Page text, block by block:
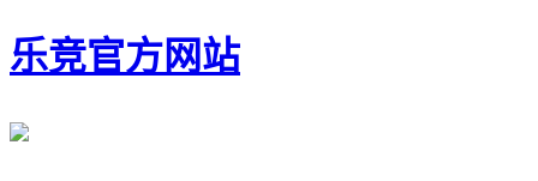
乐竞官方网站